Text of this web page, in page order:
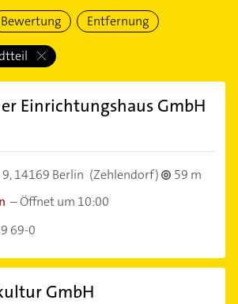
Bewertung Entfernung
Einrichtungshaus GmbH
14169 Berlin (Zehlendorf)
59 m
–Öffnet um 10:00
69-0
GmbH